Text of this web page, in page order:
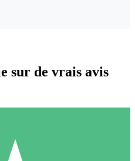
sur de vrais avis